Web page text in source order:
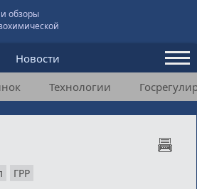
обзоры
Новости
и мнения
Конференции
Подписка
Технологии
ГРР